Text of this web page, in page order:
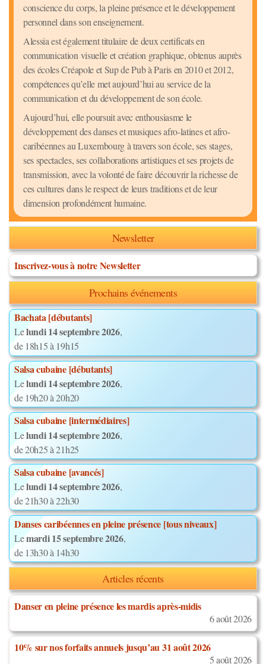
conscience du corps, la pleine présence et le développement
personnel dans son enseignement.
Alessia est également titulaire de deux certificats en
communication visuelle et création graphique, obtenus auprès
des écoles Créapole et Sup de Pub à Paris en 2010 et 2012,
compétences qu’elle met aujourd’hui au service de la
communication et du développement de son école.
Aujourd’hui, elle poursuit avec enthousiasme le
développement des danses et musiques afro-latines et afro-
caribéennes au Luxembourg à travers son école, ses stages,
ses spectacles, ses collaborations artistiques et ses projets de
transmission, avec la volonté de faire découvrir la richesse de
ces cultures dans le respect de leurs traditions et de leur
dimension profondément humaine.
Newsletter
Inscrivez-vous à notre Newsletter
Prochains événements
Bachata [débutants]
Lelundi 14 septembre 2026,
de 18h15 à 19h15
Salsa cubaine [débutants]
Lelundi 14 septembre 2026,
de 19h20 à 20h20
Salsa cubaine [intermédiaires]
Lelundi 14 septembre 2026,
de 20h25 à 21h25
Salsa cubaine [avancés]
Lelundi 14 septembre 2026,
de 21h30 à 22h30
Danses caribéennes en pleine présence [tous niveaux]
Lemardi 15 septembre 2026,
de 13h30 à 14h30
Articles récents
Danser en pleine présence les mardis après-midis
6 août 2026
10% sur nos forfaits annuels jusqu’au 31 août 2026
5 août 2026